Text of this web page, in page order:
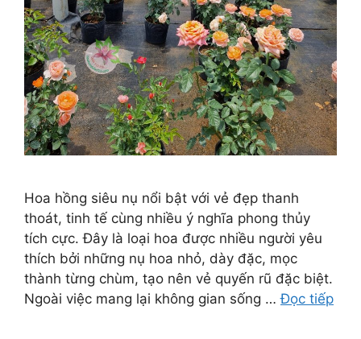
Hoa hồng siêu nụ nổi bật với vẻ đẹp thanh
thoát, tinh tế cùng nhiều ý nghĩa phong thủy
tích cực. Đây là loại hoa được nhiều người yêu
thích bởi những nụ hoa nhỏ, dày đặc, mọc
thành từng chùm, tạo nên vẻ quyến rũ đặc biệt.
Ngoài việc mang lại không gian sống …Đọc tiếp